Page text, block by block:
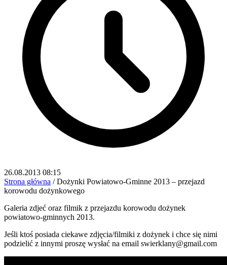
26.08.2013 08:15
Strona główna / Dożynki Powiatowo-Gminne 2013 – przejazd
korowodu dożynkowego
Galeria zdjeć oraz filmik z przejazdu korowodu dożynek
powiatowo-gminnych 2013.
Jeśli ktoś posiada ciekawe zdjęcia/filmiki z dożynek i chce się nimi
podzielić z innymi proszę wysłać na email swierklany@gmail.com